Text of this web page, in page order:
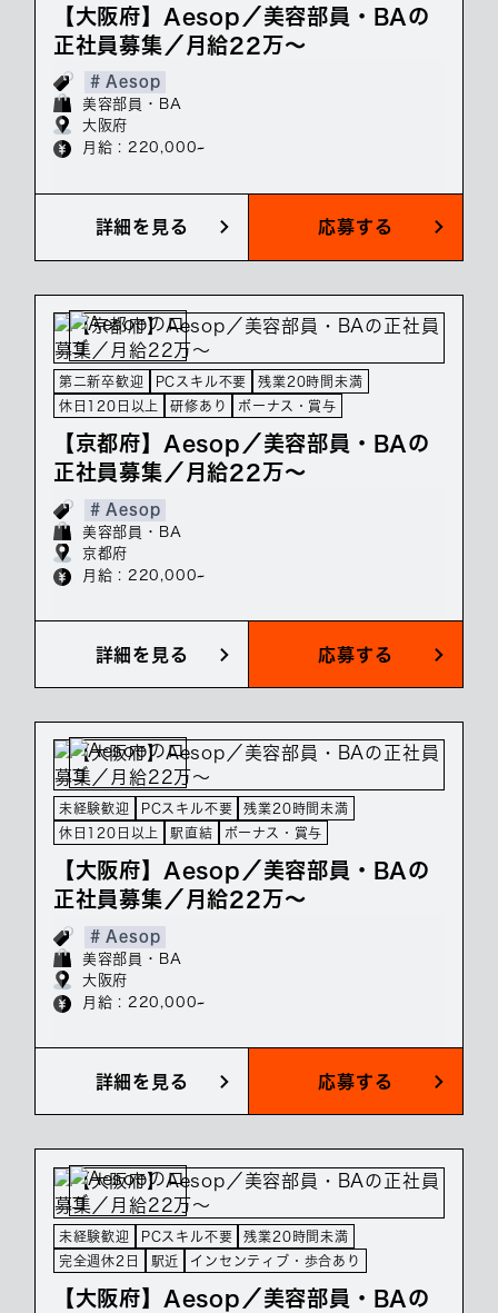
【大阪府】Aesop／美容部員・BAの
正社員募集／月給22万～
# Aesop
美容部員・BA
大阪府
月給 : 220,000~
詳細を見る 応募する
第二新卒歓迎 PCスキル不要
残業20時間未満
休日120日以上
研修あり ボーナス・賞与
【京都府】Aesop／美容部員・BAの
正社員募集／月給22万～
# Aesop
美容部員・BA
京都府
月給 : 220,000~
詳細を見る 応募する
未経験歓迎 PCスキル不要
残業20時間未満
休日120日以上
駅直結 ボーナス・賞与
【大阪府】Aesop／美容部員・BAの
正社員募集／月給22万～
# Aesop
美容部員・BA
大阪府
月給 : 220,000~
詳細を見る 応募する
未経験歓迎 PCスキル不要
残業20時間未満
完全週休2日
駅近 インセンティブ・歩合あり
【大阪府】Aesop／美容部員・BAの